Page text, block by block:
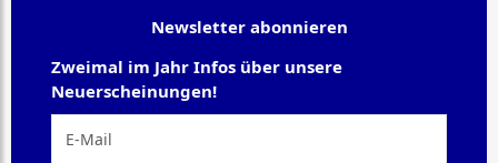
Newsletter abonnieren
Zweimal im Jahr Infos über unsere
Neuerscheinungen!